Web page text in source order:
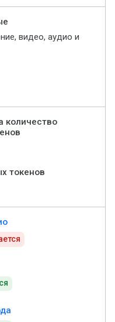
видео, аудио и
количество
токенов